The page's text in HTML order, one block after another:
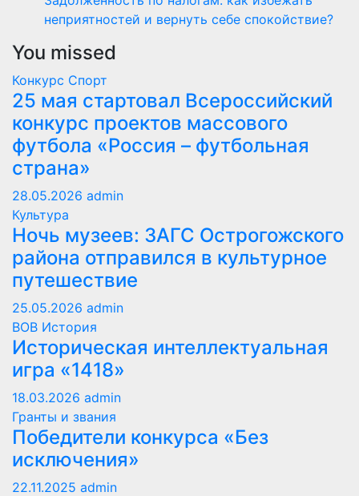
неприятностей и вернуть себе спокойствие?
You missed
Конкурс Спорт
25 мая стартовал Всероссийский
конкурс проектов массового
футбола «Россия – футбольная
страна»
28.05.2026 admin
Культура
Ночь музеев: ЗАГС Острогожского
района отправился в культурное
путешествие
25.05.2026 admin
ВОВ История
Историческая интеллектуальная
игра «1418»
18.03.2026 admin
Гранты и звания
Победители конкурса «Без
исключения»
22.11.2025 admin